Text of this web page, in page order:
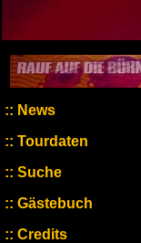
News
Tourdaten
Suche
Gästebuch
Credits